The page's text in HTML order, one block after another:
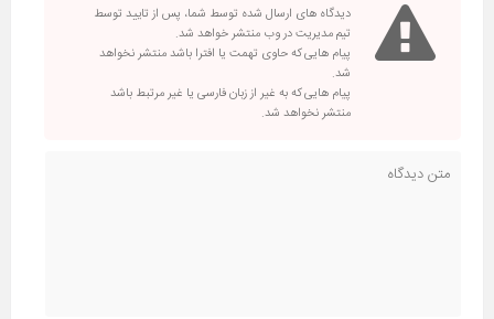
دیدگاه های ارسال شده توسط شما، پس از تایید توسط
تیم مدیریت در وب منتشر خواهد شد.
پیام هایی که حاوی تهمت یا افترا باشد منتشر نخواهد
شد.
پیام هایی که به غیر از زبان فارسی یا غیر مرتبط باشد
منتشر نخواهد شد.